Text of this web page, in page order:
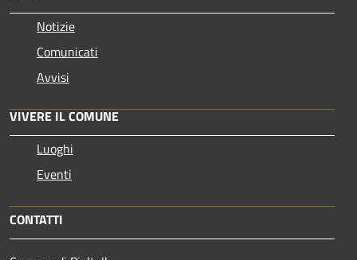
Notizie
Comunicati
Avvisi
VIVERE IL COMUNE
Luoghi
Eventi
CONTATTI